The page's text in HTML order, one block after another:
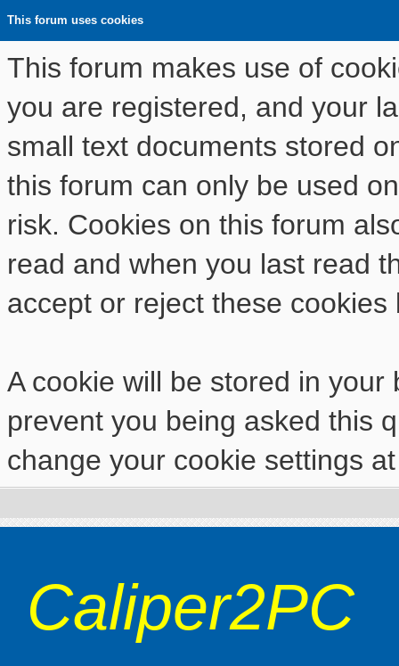
This forum uses cookies
This forum makes use of
you are registered, and your
small text documents stored
this forum can only be used
risk. Cookies on this forum
read and when you last read
accept or reject these cookies
A cookie will be stored in
prevent you being asked this
change your cookie settings
Caliper2PC